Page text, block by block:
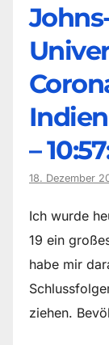
Indien
–
18. Dezember
Ich wurde
19 ein
habe mir
ziehen.